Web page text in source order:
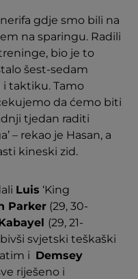
gdje smo bili na
na sparingu. Radili
bio je to
šest-sedam
taktiku. Tamo
da ćemo biti
tjedan raditi
– rekao je Hasan, a
kineski zid.
Luis ‘King
Parker (29, 30-
(29, 21-
bivši svjetski teškaški
i Demsey
riješeno i